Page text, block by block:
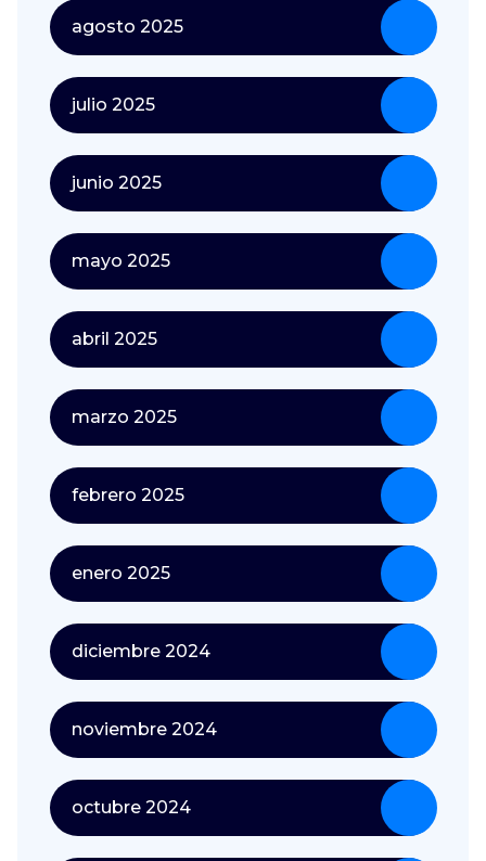
agosto 2025
julio 2025
junio 2025
mayo 2025
abril 2025
marzo 2025
febrero 2025
enero 2025
diciembre 2024
noviembre 2024
octubre 2024